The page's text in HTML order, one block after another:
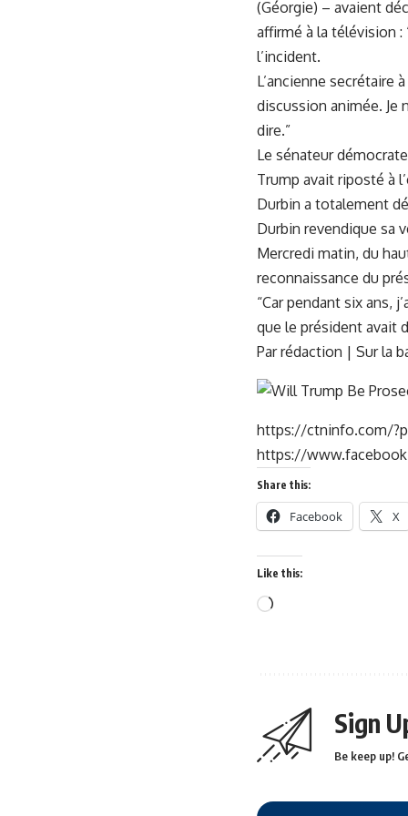
(Géorgie) – avaient
affirmé à la télévision :
l’incident.
L’ancienne secrétaire
discussion animée. Je
dire.”
Le sénateur
Trump avait riposté à
Durbin a totalement
Durbin revendique sa
Mercredi matin, du
reconnaissance du
“Car pendant six ans,
que le président avait
Par rédaction | Sur la
https://ctninfo.com/
https://
Share this:
Facebook X
Like this:
Sign
Be keep up!